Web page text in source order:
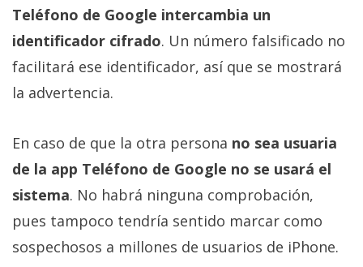
Teléfono de Google intercambia un
identificador cifrado. Un número falsificado no
facilitará ese identificador, así que se mostrará
la advertencia.
En caso de que la otra persona no sea usuaria
de la app Teléfono de Google no se usará el
sistema. No habrá ninguna comprobación,
pues tampoco tendría sentido marcar como
sospechosos a millones de usuarios de iPhone.